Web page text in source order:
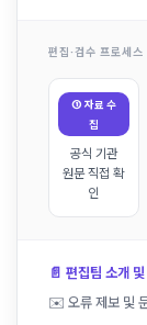
편집·검수 프로세스
① 자료 수
집
공식 기관
원문 직접 확
인
📄 편집팀 소개
✉️ 오류 제보 및